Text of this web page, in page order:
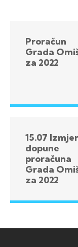
Proračun
Grada
za 2022
15.07
dopune
proračuna
Grada
za 2022